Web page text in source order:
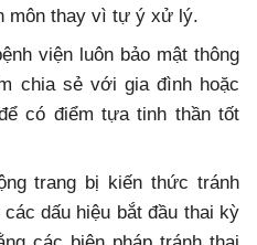
môn thay vì tự ý xử lý.
viện luôn bảo mật thông
chia sẻ với gia đình hoặc
có điểm tựa tinh thần tốt
trang bị kiến thức tránh
dấu hiệu bắt đầu thai kỳ